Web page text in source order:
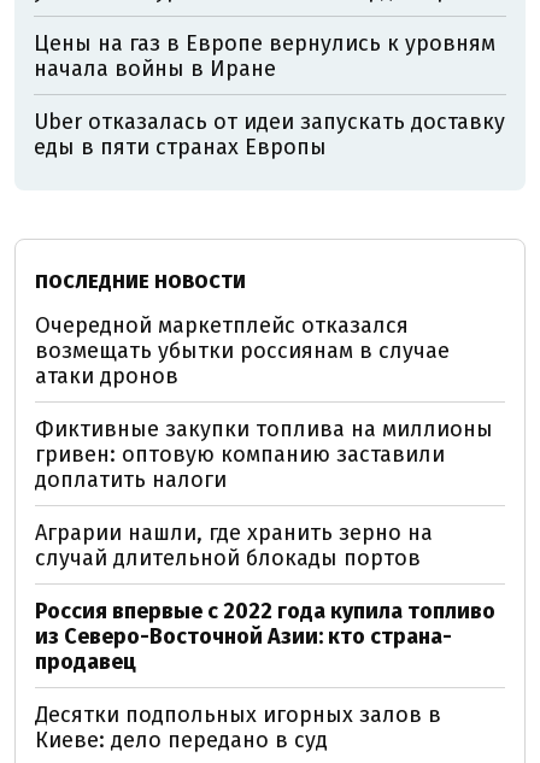
Цены на газ в Европе вернулись к уровням
начала войны в Иране
Uber отказалась от идеи запускать доставку
еды в пяти странах Европы
ПОСЛЕДНИЕ НОВОСТИ
Очередной маркетплейс отказался
возмещать убытки россиянам в случае
атаки дронов
Фиктивные закупки топлива на миллионы
гривен: оптовую компанию заставили
доплатить налоги
Аграрии нашли, где хранить зерно на
случай длительной блокады портов
Россия впервые с 2022 года купила топливо
из Северо-Восточной Азии: кто страна-
продавец
Десятки подпольных игорных залов в
Киеве: дело передано в суд